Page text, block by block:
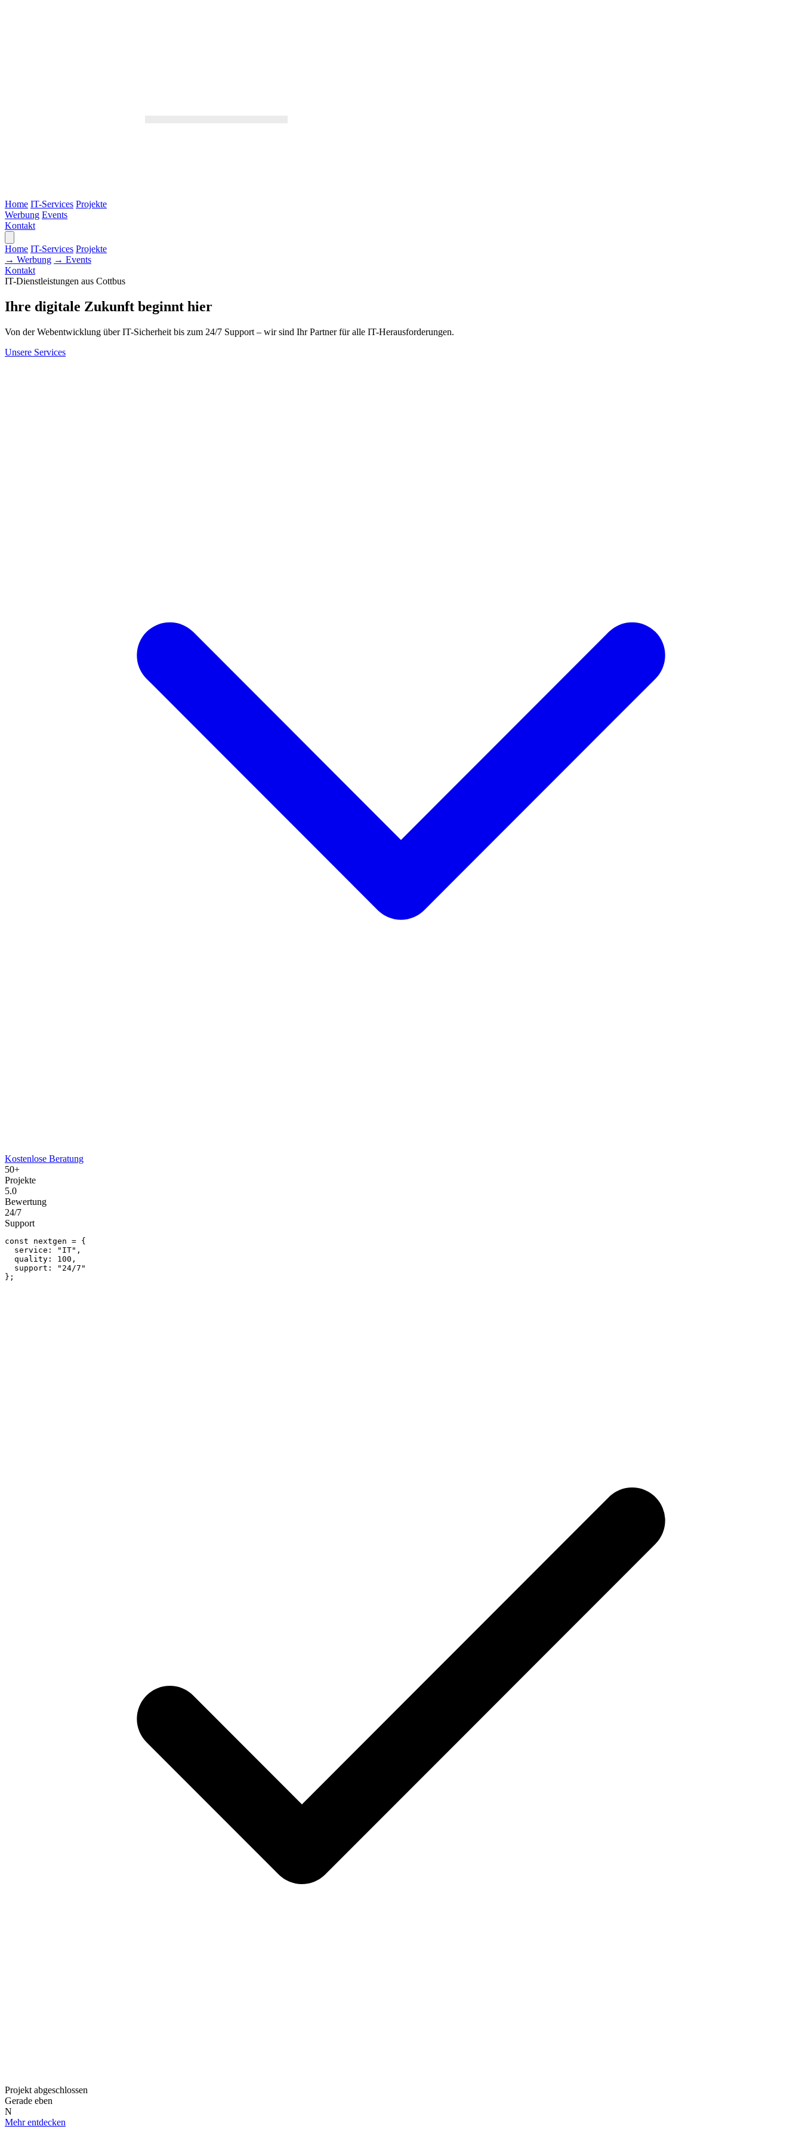
Home IT-Services Projekte
Werbung Events
Kontakt
Home IT-Services Projekte
→ Werbung → Events
Kontakt
IT-Dienstleistungen aus Cottbus
Ihre digitale Zukunft beginnt hier
Von der Webentwicklung über IT-Sicherheit bis zum 24/7 Support – wir sind Ihr Partner für alle IT-Herausforderungen.
Unsere Services
Kostenlose Beratung
50+
Projekte
5.0
Bewertung
24/7
Support
const nextgen = {
service:
"IT" ,
quality:
100 ,
support:
"24/7"
};
Projekt abgeschlossen
Gerade eben
N
Mehr entdecken